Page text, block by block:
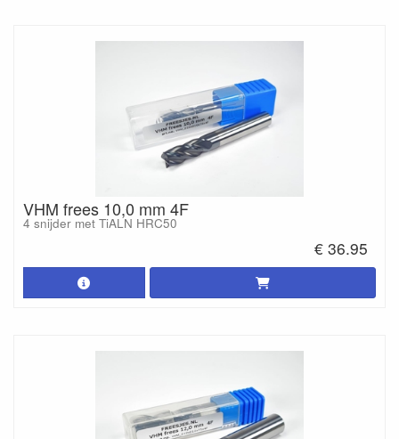
VHM frees 10,0 mm 4F
4 snijder met TiALN HRC50
€ 36.95